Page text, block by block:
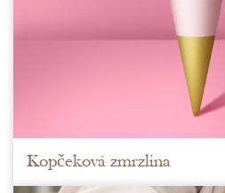
Kopčeková zmrzlina